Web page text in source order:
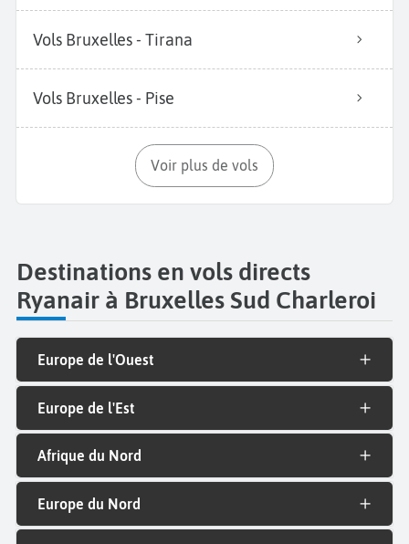
Vols Bruxelles - Tirana
Vols Bruxelles - Pise
Voir plus de vols
Destinations en vols directs
Ryanair à Bruxelles Sud Charleroi
Europe de l'Ouest
Europe de l'Est
Afrique du Nord
Europe du Nord